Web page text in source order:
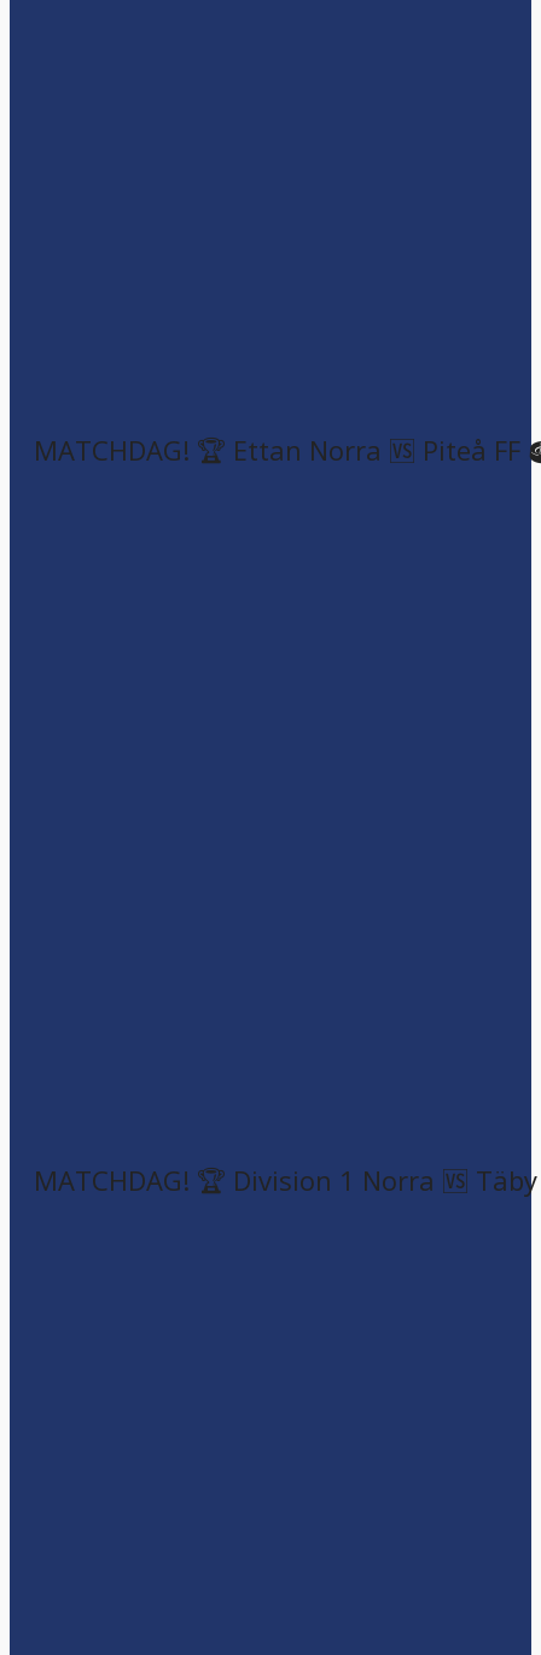
MATCHDAG! 🏆 Ettan Norra 🆚 Piteå FF
MATCHDAG! 🏆 Division 1 Norra 🆚